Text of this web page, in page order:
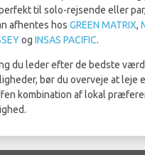
til solo-rejsende eller
afhentes hos GREEN MATRIX,
og INSAS PACIFIC.
du leder efter de bedste
bør du overveje at leje
kombination af lokal